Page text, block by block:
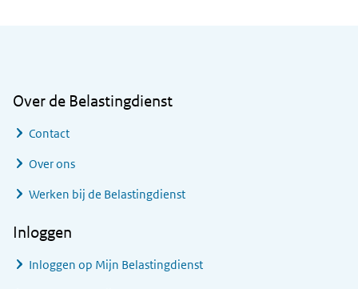
Over de Belastingdienst
Contact
Over ons
Werken bij de Belastingdienst
Inloggen
Inloggen op Mijn Belastingdienst